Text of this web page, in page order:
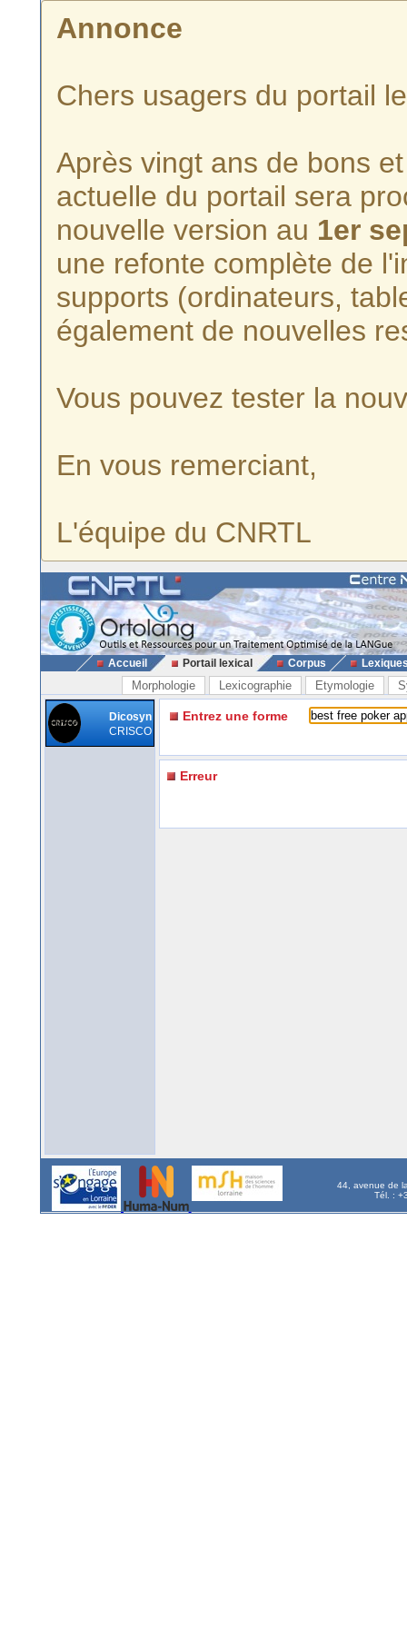
Annonce
Chers usagers du portail
Après vingt ans de bons
actuelle du portail sera
nouvelle version au 1er
une refonte complète de
supports (ordinateurs,
également de nouvelles
Vous pouvez tester la
En vous remerciant,
L'équipe du CNRTL
Accueil Portail lexical Corpus
Morphologie Lexicographie Etymologie
Dicosyn
CRISCO
Entrez une forme
Erreur
44, avenue de
Tél. :